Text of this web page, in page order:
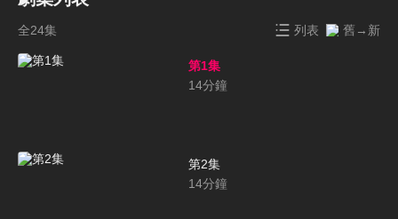
全24集 列表 舊→新
第1集
14分鐘
第2集
14分鐘